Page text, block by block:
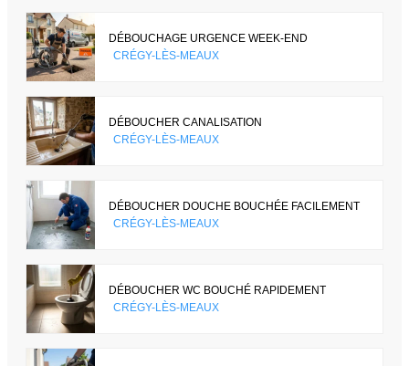
DÉBOUCHAGE URGENCE WEEK-END
CRÉGY-LÈS-MEAUX
DÉBOUCHER CANALISATION
CRÉGY-LÈS-MEAUX
DÉBOUCHER DOUCHE BOUCHÉE FACILEMENT
CRÉGY-LÈS-MEAUX
DÉBOUCHER WC BOUCHÉ RAPIDEMENT
CRÉGY-LÈS-MEAUX